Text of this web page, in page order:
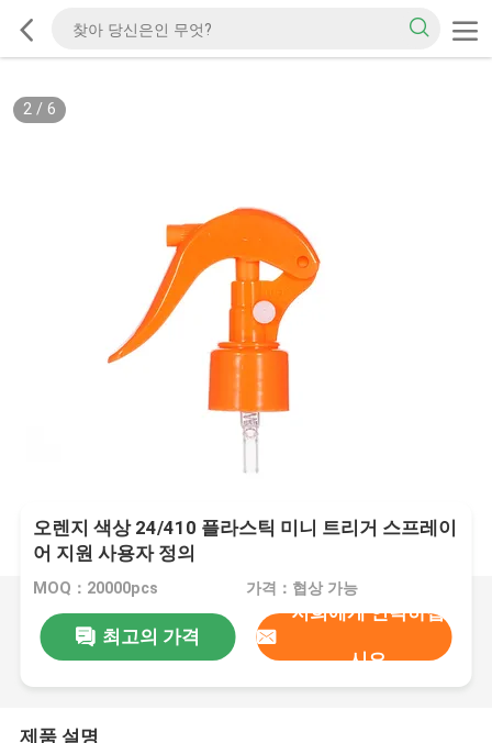
2/ 6
오렌지 색상 24/410 플라스틱 미니 트리거 스프레이
어 지원 사용자 정의
MOQ：20000pcs 가격：협상 가능
최고의 가격
저희에게 연락하십
시오
제품 설명